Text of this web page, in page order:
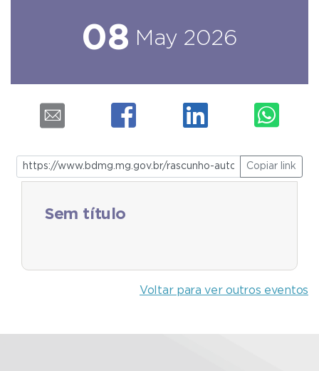
08 May 2026
Copiar link
Sem título
Voltar para ver outros eventos